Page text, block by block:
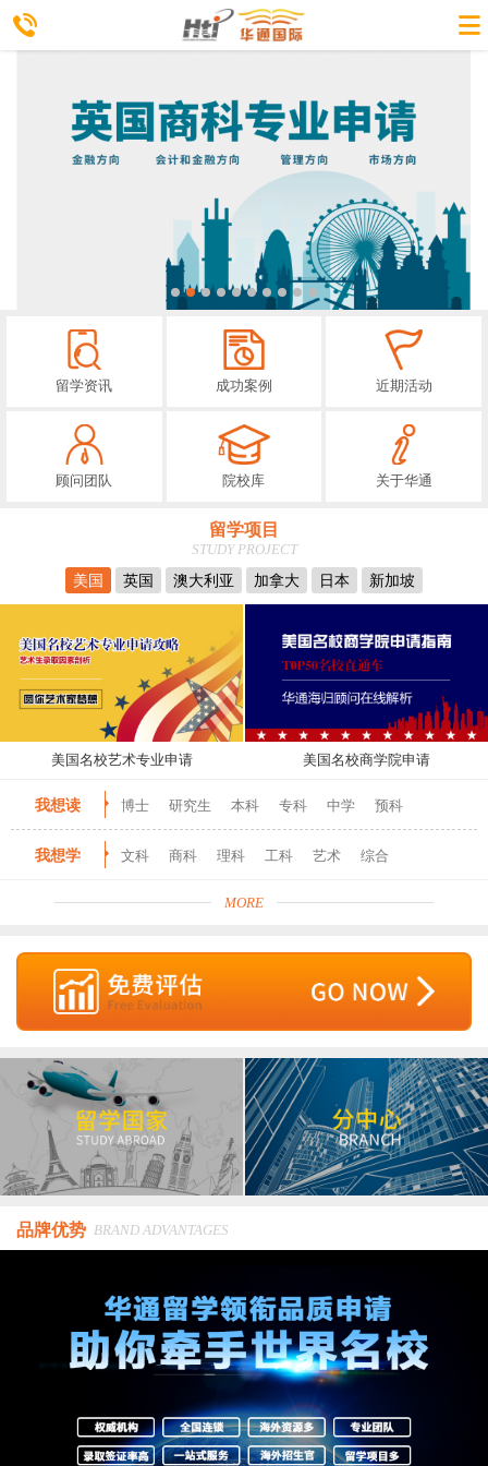
留学资讯 成功案例 近期活动
顾问团队 院校库 关于华通
留学项目
STUDY PROJECT
美国
英国 澳大利亚 加拿大 日本 新加坡
美国名校艺术专业申请 美国名校商学院申请
我想读 博士 研究生 本科 专科 中学 预科
我想学 文科 商科 理科 工科 艺术 综合
MORE
品牌优势 BRAND ADVANTAGES